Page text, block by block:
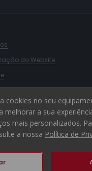
do Website
cookies no seu
melhorar a sua
mais personalizados.
a nossa Política de